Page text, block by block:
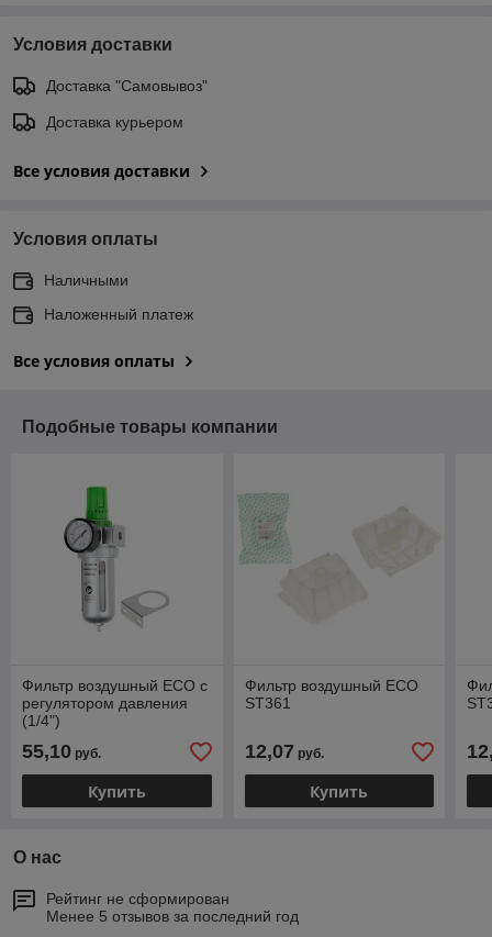
Условия доставки
Доставка "Самовывоз"
Доставка курьером
Все условия доставки
Условия оплаты
Наличными
Наложенный платеж
Все условия оплаты
Подобные товары компании
Фильтр воздушный ECO с
регулятором давления
(1/4")
55,10 руб.
Купить
Фильтр воздушный ECO
ST361
12,07 руб.
Купить
О нас
Рейтинг не сформирован
Менее 5 отзывов за последний год